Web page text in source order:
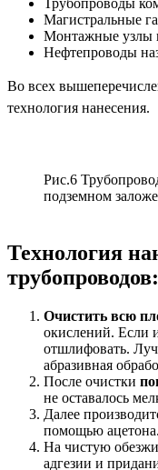
Магистральные
Монтажные узлы
Нефтепроводы
Во всех
технология нанесения.
Рис.6
подземном
Технология
трубопроводов:
Очистить всю
окислений. Если
отшлифовать.
абразивная
После очистки
не оставалось
Далее
помощью ацетона.
На чистую